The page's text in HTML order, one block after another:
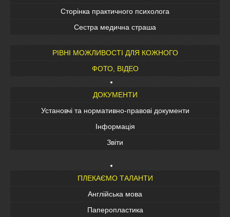
Сторінка практичного психолога
Сестра медична страша
РІВНІ МОЖЛИВОСТІ ДЛЯ КОЖНОГО
ФОТО, ВІДЕО
ДОКУМЕНТИ
Установчі та нормативно-правові документи
Інформація
Звіти
ПЛЕКАЄМО ТАЛАНТИ
Англійська мова
Паперопластика